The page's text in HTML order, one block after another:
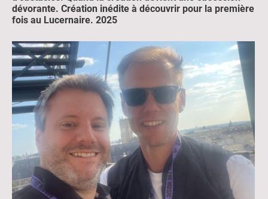
dévorante. Création inédite à découvrir pour la première
fois au Lucernaire. 2025